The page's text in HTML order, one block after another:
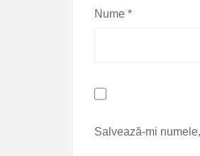
Nume *
Salvează-mi